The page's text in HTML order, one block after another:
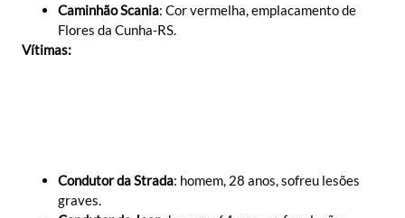
Caminhão Scania: Cor vermelha, emplacamento de
Flores da Cunha-RS.
Vítimas:
Condutor da Strada: homem, 28 anos, sofreu lesões
graves.